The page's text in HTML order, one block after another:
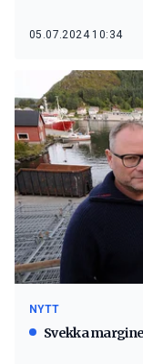
05.07.2024 10:34
NYTT
Svekka